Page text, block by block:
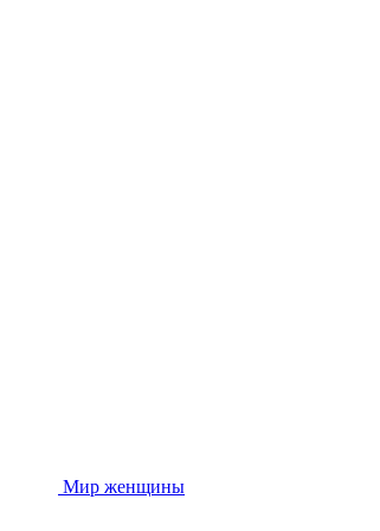
Мир женщины